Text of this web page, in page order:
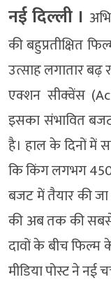
नई दिल्ली ।
की बहुप्रतीक्षित
उत्साह लगातार बढ़
एक्शन सीक्वेंस
इसका संभावित
है। हाल के दिनों में
कि किंग लगभग
बजट में तैयार की
की अब तक की सबसे
दावों के बीच फिल्म
मीडिया पोस्ट ने नई